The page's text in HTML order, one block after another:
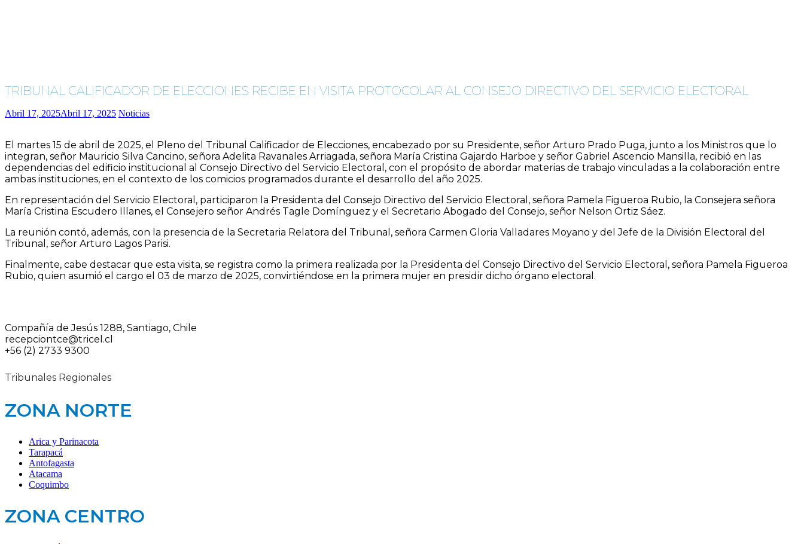
TRIBUNAL CALIFICADOR DE ELECCIONES RECIBE EN VISITA PROTOCOLAR AL CONSEJO DIRECTIVO DEL SERVICIO ELECTORAL
Abril 17, 2025Abril 17, 2025 Noticias
El martes 15 de abril de 2025, el Pleno del Tribunal Calificador de Elecciones, encabezado por su Presidente, señor Arturo Prado Puga, junto a los Ministros que lo
integran, señor Mauricio Silva Cancino, señora Adelita Ravanales Arriagada, señora María Cristina Gajardo Harboe y señor Gabriel Ascencio Mansilla, recibió en las
dependencias del edificio institucional al Consejo Directivo del Servicio Electoral, con el propósito de abordar materias de trabajo vinculadas a la colaboración entre
ambas instituciones, en el contexto de los comicios programados durante el desarrollo del año 2025.
En representación del Servicio Electoral, participaron la Presidenta del Consejo Directivo del Servicio Electoral, señora Pamela Figueroa Rubio, la Consejera señora
María Cristina Escudero Illanes, el Consejero señor Andrés Tagle Domínguez y el Secretario Abogado del Consejo, señor Nelson Ortiz Sáez.
La reunión contó, además, con la presencia de la Secretaria Relatora del Tribunal, señora Carmen Gloria Valladares Moyano y del Jefe de la División Electoral del
Tribunal, señor Arturo Lagos Parisi.
Finalmente, cabe destacar que esta visita, se registra como la primera realizada por la Presidenta del Consejo Directivo del Servicio Electoral, señora Pamela Figueroa
Rubio, quien asumió el cargo el 03 de marzo de 2025, convirtiéndose en la primera mujer en presidir dicho órgano electoral.
Compañía de Jesús 1288, Santiago, Chile
recepciontce@tricel.cl
+56 (2) 2733 9300
Tribunales Regionales
ZONA NORTE
Arica y Parinacota
Tarapacá
Antofagasta
Atacama
Coquimbo
ZONA CENTRO